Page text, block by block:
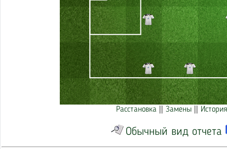
Расстановка Замены
Обычный вид отчета